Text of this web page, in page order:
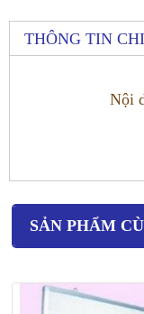
THÔNG TIN
Nội
SẢN PHẨM